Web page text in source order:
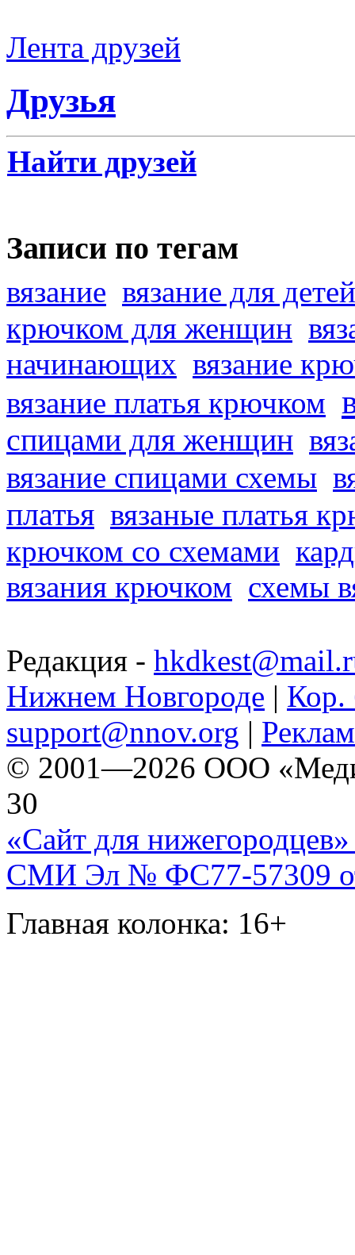
Лента друзей
Друзья
Найти друзей
Записи по тегам
вязание вязание для детей
крючком для женщин
начинающих вязание
вязание платья крючком
спицами для женщин
вязание спицами схемы
платья вязаные платья
крючком со схемами
вязания крючком схемы
Редакция -
Нижнем Новгороде | Кор.
support@nnov.org |
© 2001—2026 ООО
30
«Сайт для нижегородцев»
СМИ Эл № ФС77-57309
Главная колонка: 16+